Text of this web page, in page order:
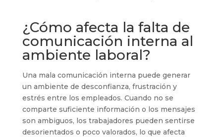
¿Cómo afecta la falta de
comunicación interna al
ambiente laboral?
Una mala comunicación interna puede generar
un ambiente de desconfianza, frustración y
estrés entre los empleados. Cuando no se
comparte suficiente información o los mensajes
son ambiguos, los trabajadores pueden sentirse
desorientados o poco valorados, lo que afecta